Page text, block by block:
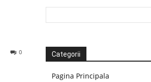
0 Categorii
Pagina Principala